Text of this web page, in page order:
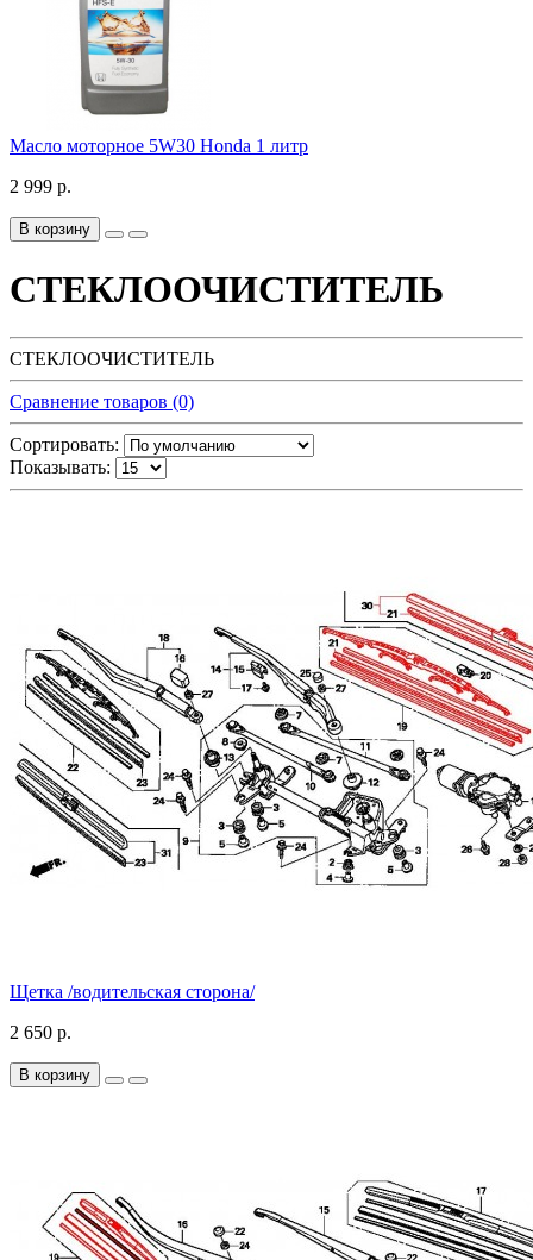
Масло моторное 5W30 Honda 1 литр
2 999 р.
В корзину
СТЕКЛООЧИСТИТЕЛЬ
СТЕКЛООЧИСТИТЕЛЬ
Сравнение товаров (0)
Сортировать:
Показывать:
Щетка /водительская сторона/
2 650 р.
В корзину